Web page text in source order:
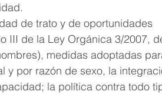
de trato y de oportunidades
III de la Ley Orgánica 3/2007,
medidas adoptadas
y por razón de sexo, la
la política contra todo